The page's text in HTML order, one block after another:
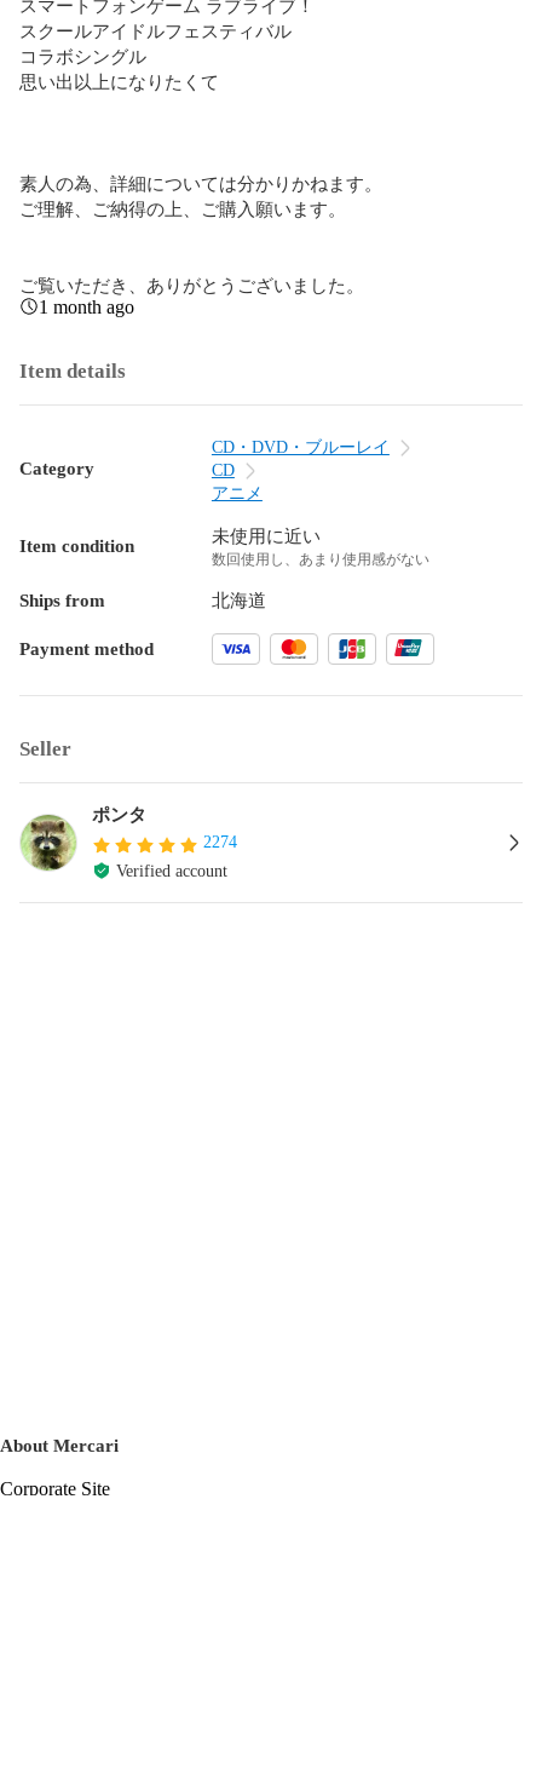
スクールアイドルフェスティバル
コラボシングル
思い出以上になりたくて
素人の為、詳細については分かりかねます。
ご理解、ご納得の上、ご購入願います。
ご覧いただき、ありがとうございました。
1 month ago
Item details
Category
CD・DVD・ブルーレイ
CD
アニメ
Item condition 未使用に近い
数回使用し、あまり使用感がない
Ships from 北海道
Payment method
Seller
ポンタ
2274
Verified account
About Mercari
Corporate Site